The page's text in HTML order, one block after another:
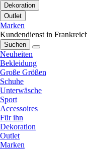
Dekoration
Outlet
Marken
Kundendienst in
Suchen
Neuheiten
Bekleidung
Große Größen
Schuhe
Unterwäsche
Sport
Accessoires
Für ihn
Dekoration
Outlet
Marken